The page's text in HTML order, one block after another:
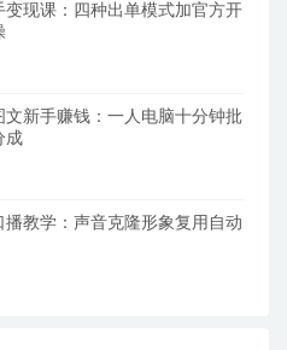
变现课：四种出单模式加官方开
文新手赚钱：一人电脑十分钟批
成
播教学：声音克隆形象复用自动